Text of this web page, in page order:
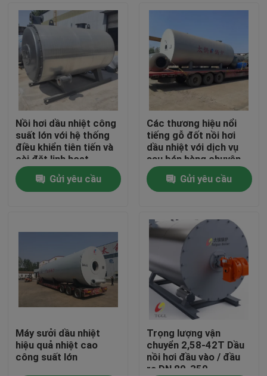
Trang chủ
Các sản phẩm
Video
Về chúng tôi
Tham quan nhà máy
Liên hệ chúng tôi
Tin tức
Yêu cầu báo giá
Nồi hơi dầu nhiệt công
suất lớn với hệ thống
điều khiển tiên tiến và
cài đặt linh hoạt
Gửi yêu cầu
Các thương hiệu nổi
tiếng gỗ đốt nồi hơi
dầu nhiệt với dịch vụ
sau bán hàng chuyên
nghiệp
Gửi yêu cầu
Máy sưởi dầu nhiệt
hiệu quả nhiệt cao
công suất lớn
Trọng lượng vận
chuyển 2,58-42T Dầu
nồi hơi đầu vào / đầu
ra DN 80-350